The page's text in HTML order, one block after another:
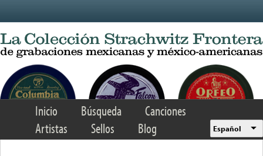
Inicio Búsqueda
Canciones
Artistas
Sellos Blog Español